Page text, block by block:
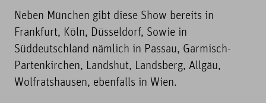
Neben München gibt diese Show bereits in
Frankfurt, Köln, Düsseldorf, Sowie in
Süddeutschland nämlich in Passau, Garmisch-
Partenkirchen, Landshut, Landsberg, Allgäu,
Wolfratshausen, ebenfalls in Wien.